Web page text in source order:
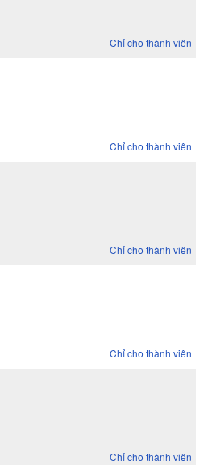
Chỉ cho thành viên
Chỉ cho thành viên
Chỉ cho thành viên
Chỉ cho thành viên
Chỉ cho thành viên